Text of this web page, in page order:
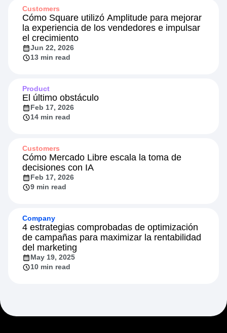
Customers
Cómo Square utilizó Amplitude para mejorar
la experiencia de los vendedores e impulsar
el crecimiento
Jun 22, 2026
13 min read
Product
El último obstáculo
Feb 17, 2026
14 min read
Customers
Cómo Mercado Libre escala la toma de
decisiones con IA
Feb 17, 2026
9 min read
Company
4 estrategias comprobadas de optimización
de campañas para maximizar la rentabilidad
del marketing
May 19, 2025
10 min read